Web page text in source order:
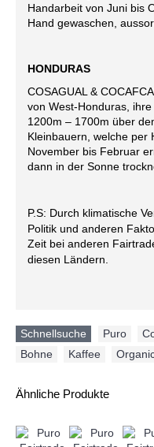
Handarbeit von Juni bis
Hand gewaschen,
HONDURAS
COSAGUAL &
von West-Honduras,
1200m – 1700m über
Kleinbauern, welche per
November bis Februar
dann in der Sonne
P.S: Durch klimatische
Politik und anderen
Zeit bei anderen
diesen Ländern.
Schnellsuche Puro
Bohne
Kaffee
Ähnliche Produkte